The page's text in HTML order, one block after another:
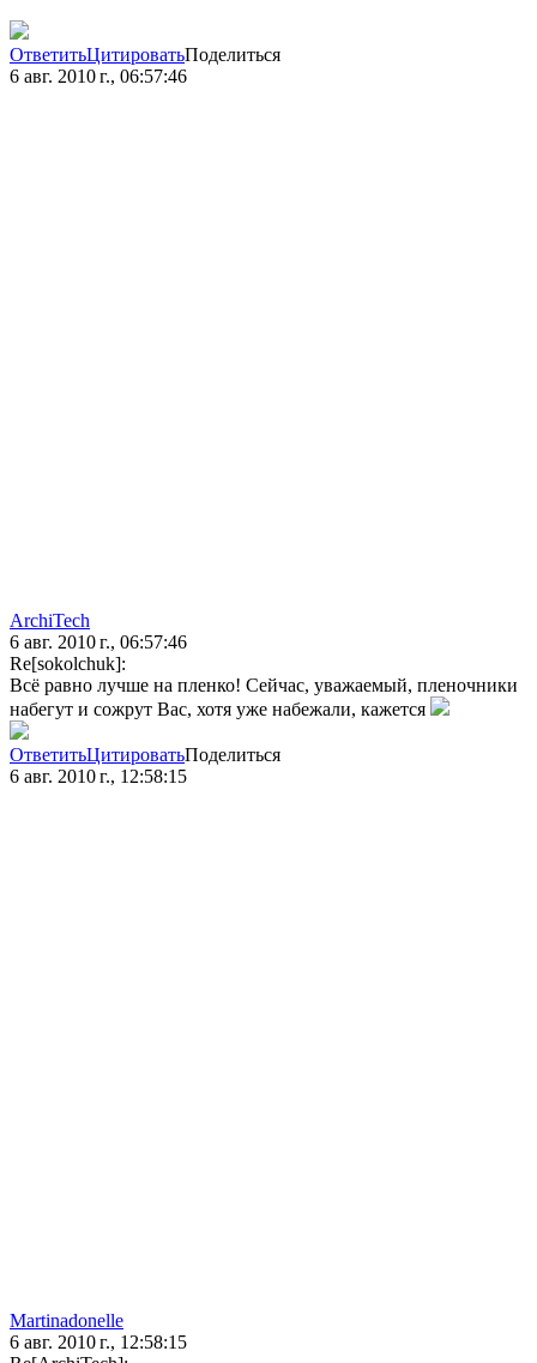
ОтветитьЦитироватьПоделиться
6 авг. 2010 г., 06:57:46
ArchiTech
6 авг. 2010 г., 06:57:46
Re[sokolchuk]:
Всё равно лучше на пленко! Сейчас, уважаемый, пленочники
набегут и сожрут Вас, хотя уже набежали, кажется
ОтветитьЦитироватьПоделиться
6 авг. 2010 г., 12:58:15
Martinadonelle
6 авг. 2010 г., 12:58:15